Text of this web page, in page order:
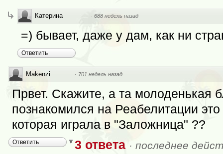
Катерина · 688 недель назад
=) бывает, даже у дам, как ни
Ответить
Makenzi · 701 недель назад
Првет. Скажите, а та молоденькая
познакомился на Реабелитации
которая играла в "Заложница" ??
Ответить 3 ответа · последнее